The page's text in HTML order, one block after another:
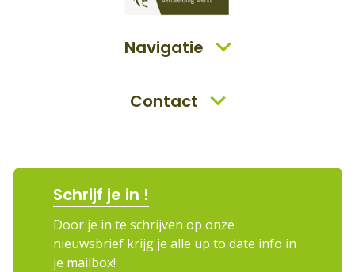
Navigatie
Contact
Schrijf je in !
Door je in te schrijven op onze
nieuwsbrief krijg je alle up to date info in
je mailbox!